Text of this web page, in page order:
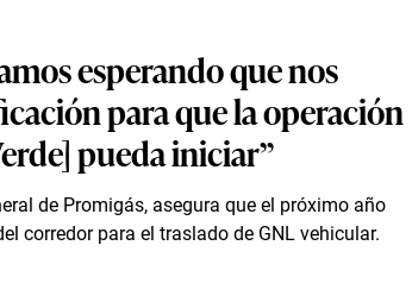
esperando que nos
para que la operación
pueda iniciar”
de Promigás, asegura que el próximo año
corredor para el traslado de GNL vehicular.